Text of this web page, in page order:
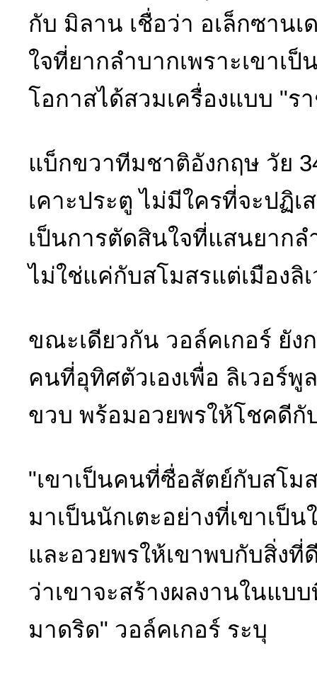
กับ มิลาน เชื่อว่า อเล็กซาน
ใจที่ยากลำบากเพราะเขาเ
โอกาสได้สวมเครื่องแบบ "ร
แบ็กขวาทีมชาติอังกฤษ วัย
เคาะประตู ไม่มีใครที่จะปฏิ
เป็นการตัดสินใจที่แสนยาก
ไม่ใช่แค่กับสโมสรแต่เมืองลิ
ขณะเดียวกัน วอล์คเกอร์ ยัง
คนที่อุทิศตัวเองเพื่อ ลิเวอร์
ขวบ พร้อมอวยพรให้โชคดีกั
"เขาเป็นคนที่ซื่อสัตย์กับสโ
มาเป็นนักเตะอย่างที่เขาเ
และอวยพรให้เขาพบกับสิ่ง
ว่าเขาจะสร้างผลงานในแบ
มาดริด" วอล์คเกอร์ ระบุ